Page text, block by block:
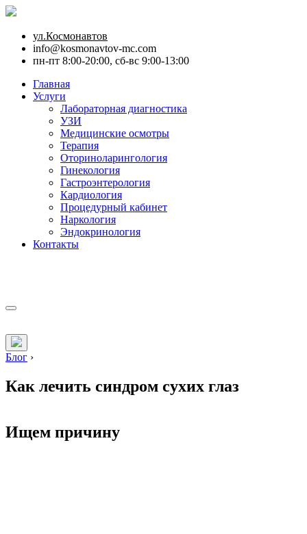
ул.Космонавтов
info@kosmonavtov-mc.com
пн-пт 8:00-20:00, сб-вс 9:00-13:00
Главная
Услуги
Лабораторная диагностика
УЗИ
Медицинские осмотры
Терапия
Оториноларингология
Гинекология
Гастроэнтерология
Кардиология
Процедурный кабинет
Наркология
Эндокринология
Контакты
Блог ›
Как лечить синдром сухих глаз
Ищем причину